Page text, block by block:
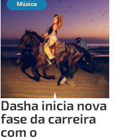
Música
Dasha inicia nova
fase da carreira
com o